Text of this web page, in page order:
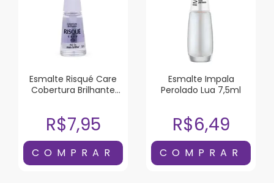
Esmalte Risqué Care
Cobertura Brilhante
R$7,95
Esmalte Impala
Perolado Lua 7,5ml
R$6,49